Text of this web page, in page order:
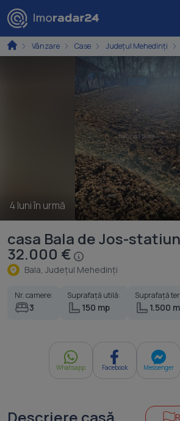
Vânzare Case Județul Mehedinți
4 luni în urmă
casa Bala de Jos-
32.000 €
Bala, Judeţul Mehedinţi
Nr. camere:
3
Suprafață utilă:
150 mp
Suprafață
1.500
Whatsapp Facebook Messenger